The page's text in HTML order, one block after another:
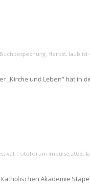
Buchbespechung, Herbst, laub ist
„Kirche und Leben“ hat in
, Fotoforum Impulse 2023,
Akademie